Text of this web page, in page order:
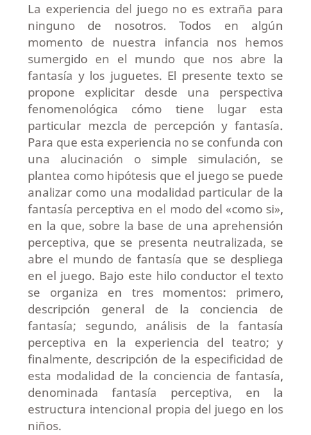
La experiencia del juego no es extraña para
ninguno de nosotros. Todos en algún
momento de nuestra infancia nos hemos
sumergido en el mundo que nos abre la
fantasía y los juguetes. El presente texto se
propone explicitar desde una perspectiva
fenomenológica cómo tiene lugar esta
particular mezcla de percepción y fantasía.
Para que esta experiencia no se confunda con
una alucinación o simple simulación, se
plantea como hipótesis que el juego se puede
analizar como una modalidad particular de la
fantasía perceptiva en el modo del «como si»,
en la que, sobre la base de una aprehensión
perceptiva, que se presenta neutralizada, se
abre el mundo de fantasía que se despliega
en el juego. Bajo este hilo conductor el texto
se organiza en tres momentos: primero,
descripción general de la conciencia de
fantasía; segundo, análisis de la fantasía
perceptiva en la experiencia del teatro; y
finalmente, descripción de la especificidad de
esta modalidad de la conciencia de fantasía,
denominada fantasía perceptiva, en la
estructura intencional propia del juego en los
niños.